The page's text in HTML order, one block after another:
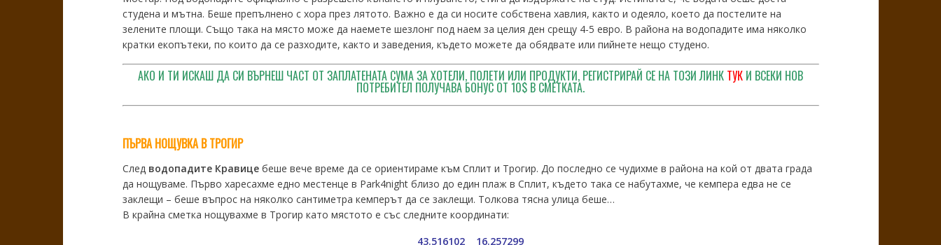
студена и мътна. Беше препълнено с хора през лятото. Важно е да си носите собствена хавлия, както и одеяло, което да постелите на
зелените площи. Също така на място може да наемете шезлонг под наем за целия ден срещу 4-5 евро. В района на водопадите има няколко
кратки екопътеки, по които да се разходите, както и заведения, където можете да обядвате или пийнете нещо студено.
АКО И ТИ ИСКАШ ДА СИ ВЪРНЕШ ЧАСТ ОТ ЗАПЛАТЕНАТА СУМА ЗА ХОТЕЛИ, ПОЛЕТИ ИЛИ ПРОДУКТИ, РЕГИСТРИРАЙ СЕ НА ТОЗИ ЛИНК ТУК И ВСЕКИ НОВ
ПОТРЕБИТЕЛ ПОЛУЧАВА БОНУС ОТ 10$ В СМЕТКАТА.
ПЪРВА НОЩУВКА В ТРОГИР
След водопадите Кравицебеше вече време да се ориентираме към Сплит и Трогир. До последно се чудихме в района на кой от двата града
да нощуваме. Първо харесахме едно местенце в Park4night близо до един плаж в Сплит, където така се набутахме, че кемпера едва не се
заклещи – беше въпрос на няколко сантиметра кемперът да се заклещи. Толкова тясна улица беше…
В крайна сметка нощувахме в Трогир като мястото е със следните координати:
43.516102 16.257299